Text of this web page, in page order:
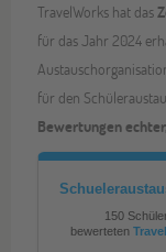
TravelWorks hat das
für das Jahr 2024
für den
Bewertungen
150
bewerteten